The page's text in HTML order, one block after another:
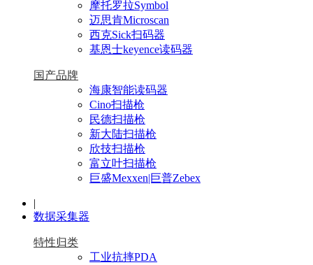
摩托罗拉Symbol
迈思肯Microscan
西克Sick扫码器
基恩士keyence读码器
国产品牌
海康智能读码器
Cino扫描枪
民德扫描枪
新大陆扫描枪
欣技扫描枪
富立叶扫描枪
巨盛Mexxen|巨普Zebex
|
数据采集器
特性归类
工业抗摔PDA